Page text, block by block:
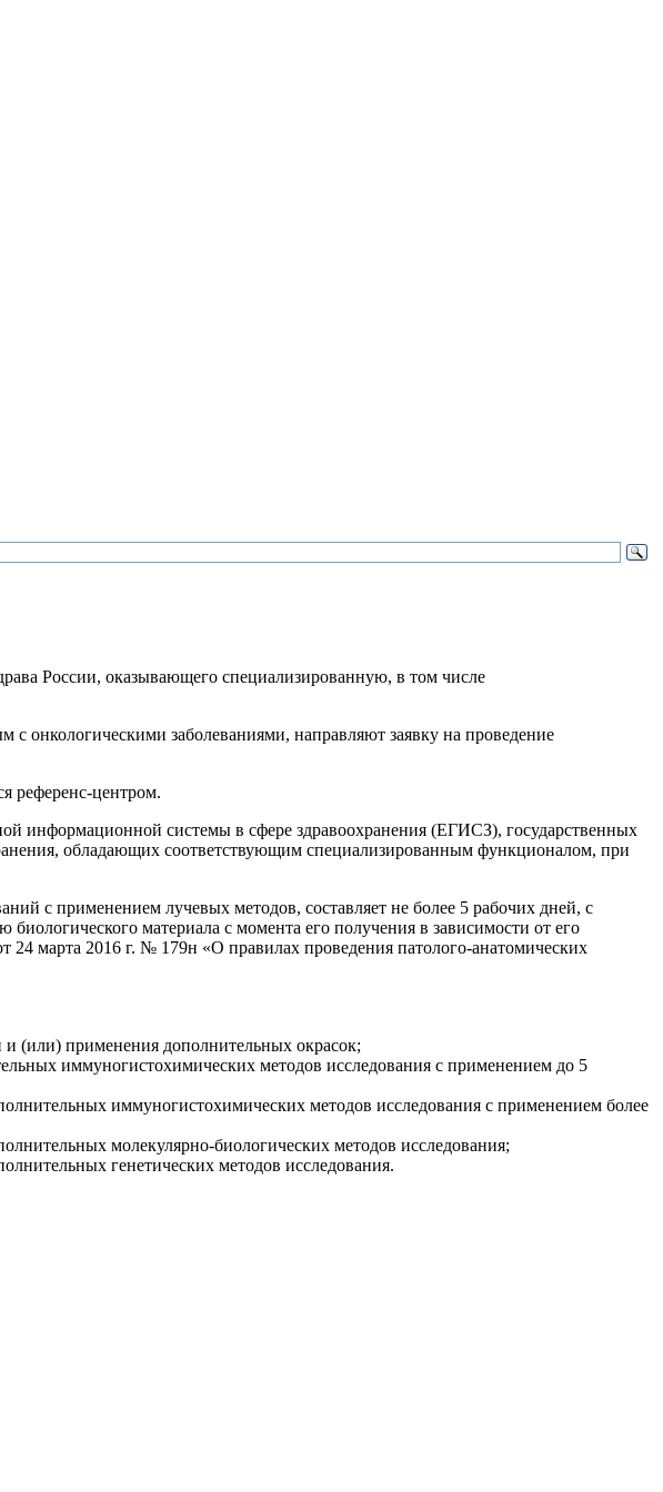
России, оказывающего специализированную, в том числе
заболеваниями, направляют заявку на проведение
референс-центром.
информационной системы в сфере здравоохранения (ЕГИСЗ), государственных
обладающих соответствующим специализированным функционалом, при
с применением лучевых методов, составляет не более 5 рабочих дней, с
материала с момента его получения в зависимости от его
24 марта 2016 г. № 179н «О правилах проведения патолого-анатомических
(или) применения дополнительных окрасок;
иммуногистохимических методов исследования с применением до 5
иммуногистохимических методов исследования с применением более
молекулярно-биологических методов исследования;
генетических методов исследования.